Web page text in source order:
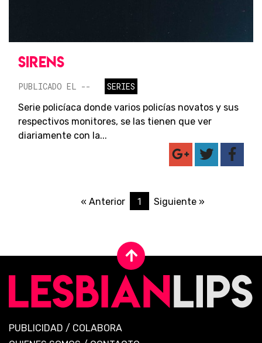
SIRENS
PUBLICADO EL --
SERIES
Serie policíaca donde varios policías novatos y sus
respectivos monitores, se las tienen que ver
diariamente con la...
« Anterior 1 Siguiente »
PUBLICIDAD / COLABORA